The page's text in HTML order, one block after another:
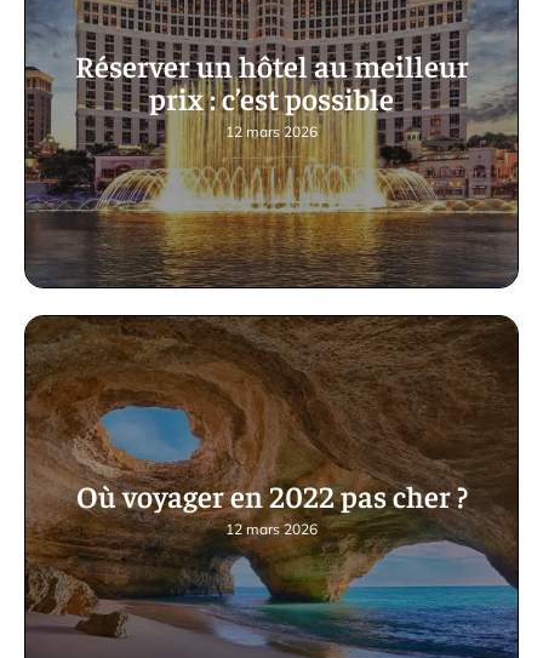
Réserver un hôtel au meilleur
prix : c’est possible
12 mars 2026
Où voyager en 2022 pas cher ?
12 mars 2026